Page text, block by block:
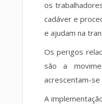
os
cadáver e
e ajudam na
Os perigos
são a
acrescentam-
A